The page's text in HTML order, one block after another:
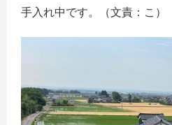
手入れ中です。（文責：こ）